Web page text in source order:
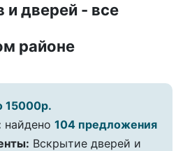
и дверей - все
районе
15000р.
найдено 104 предложения
Вскрытие дверей и